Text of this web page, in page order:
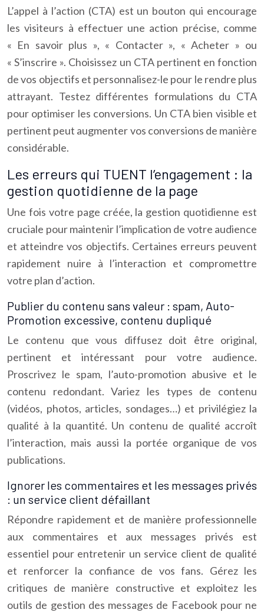
L’appel à l’action (CTA) est un bouton qui encourage
les visiteurs à effectuer une action précise, comme
« En savoir plus », « Contacter », « Acheter » ou
« S’inscrire ». Choisissez un CTA pertinent en fonction
de vos objectifs et personnalisez-le pour le rendre plus
attrayant. Testez différentes formulations du CTA
pour optimiser les conversions. Un CTA bien visible et
pertinent peut augmenter vos conversions de manière
considérable.
Les erreurs qui TUENT l’engagement : la
gestion quotidienne de la page
Une fois votre page créée, la gestion quotidienne est
cruciale pour maintenir l’implication de votre audience
et atteindre vos objectifs. Certaines erreurs peuvent
rapidement nuire à l’interaction et compromettre
votre plan d’action.
Publier du contenu sans valeur : spam, Auto-
Promotion excessive, contenu dupliqué
Le contenu que vous diffusez doit être original,
pertinent et intéressant pour votre audience.
Proscrivez le spam, l’auto-promotion abusive et le
contenu redondant. Variez les types de contenu
(vidéos, photos, articles, sondages…) et privilégiez la
qualité à la quantité. Un contenu de qualité accroît
l’interaction, mais aussi la portée organique de vos
publications.
Ignorer les commentaires et les messages privés
: un service client défaillant
Répondre rapidement et de manière professionnelle
aux commentaires et aux messages privés est
essentiel pour entretenir un service client de qualité
et renforcer la confiance de vos fans. Gérez les
critiques de manière constructive et exploitez les
outils de gestion des messages de Facebook pour ne